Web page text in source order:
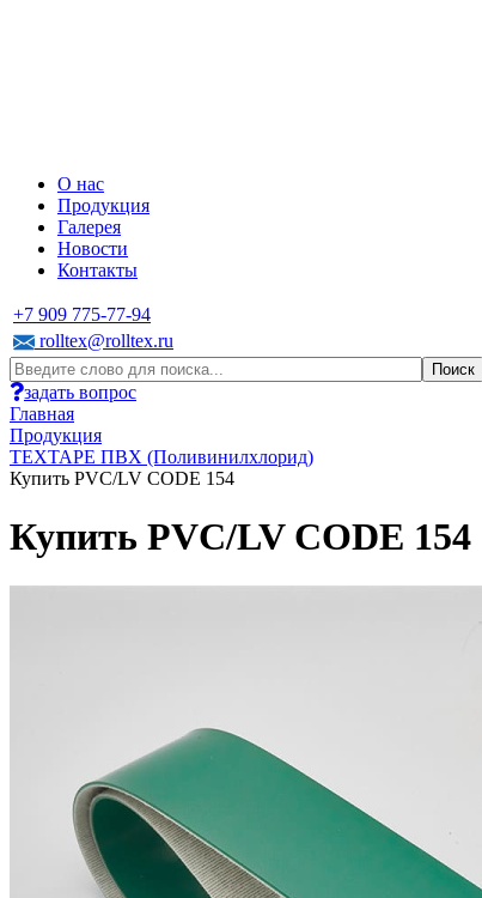
О нас
Продукция
Галерея
Новости
Контакты
+7 909 775-77-94
rolltex@rolltex.ru
задать вопрос
Главная
Продукция
TEXTAPE ПВХ (Поливинилхлорид)
Купить PVC/LV CODE 154
Купить PVC/LV CODE 154